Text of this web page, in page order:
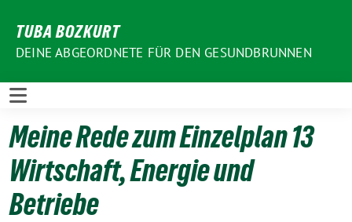
zum
Inhalt
TUBA BOZKURT
DEINE ABGEORDNETE FÜR DEN GESUNDBRUNNEN
Meine Rede zum Einzelplan 13
Wirtschaft, Energie und
Betriebe